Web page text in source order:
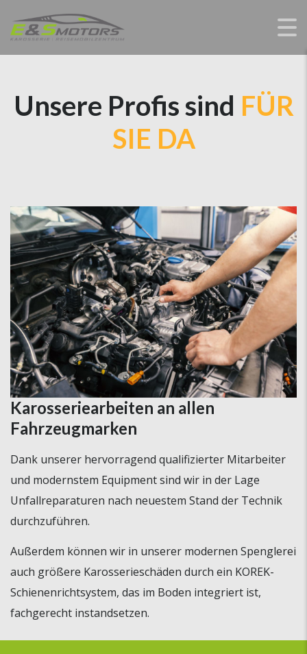
Unsere Profis sind FÜR
SIE DA
Karosseriearbeiten an allen
Fahrzeugmarken
Dank unserer hervorragend qualifizierter Mitarbeiter
und modernstem Equipment sind wir in der Lage
Unfallreparaturen nach neuestem Stand der Technik
durchzuführen.
Außerdem können wir in unserer modernen Spenglerei
auch größere Karosserieschäden durch ein KOREK-
Schienenrichtsystem, das im Boden integriert ist,
fachgerecht instandsetzen.